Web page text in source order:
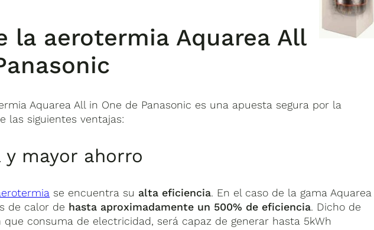
la aerotermia Aquarea All
Aquarea All in One de Panasonic es una apuesta segura por la
las siguientes ventajas:
mayor ahorro
se encuentra su alta eficiencia. En el caso de la gama Aquarea
de calor de hasta aproximadamente un 500% de eficiencia. Dicho de
consuma de electricidad, será capaz de generar hasta 5kWh